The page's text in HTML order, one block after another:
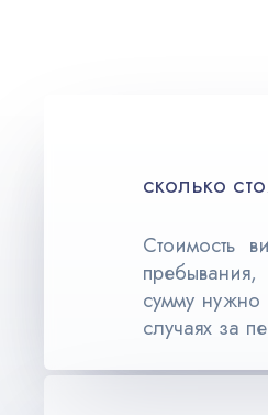
сколько
Стоимость
сумму нужно
случаях за